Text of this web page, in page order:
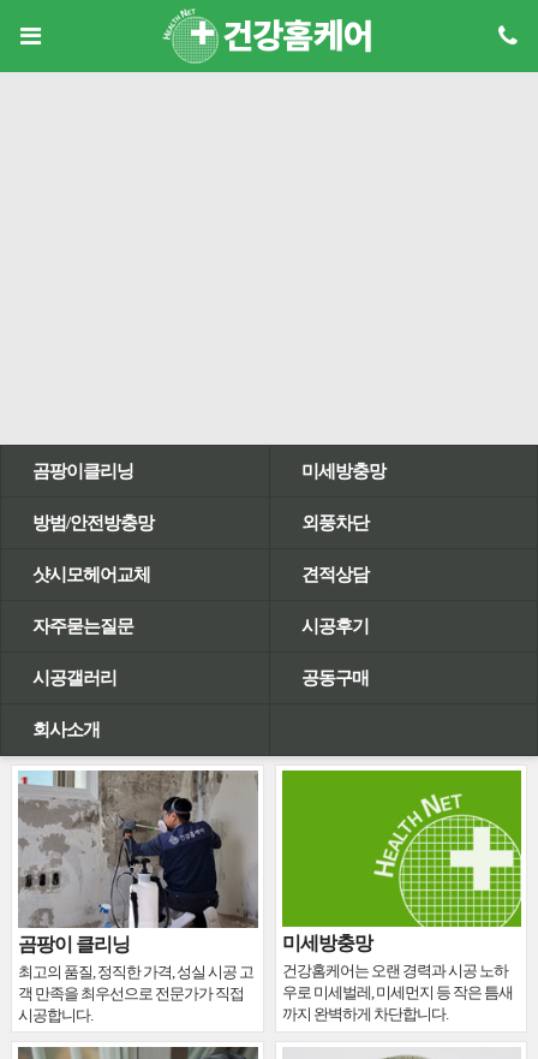
곰팡이클리닝 미세방충망
방범/안전방충망 외풍차단
샷시모헤어교체 견적상담
자주묻는질문 시공후기
시공갤러리 공동구매
회사소개
곰팡이 클리닝
최고의 품질, 정직한 가격, 성실 시공 고
객 만족을 최우선으로 전문가가 직접
시공합니다.
미세방충망
건강홈케어는 오랜 경력과 시공 노하
우로 미세벌레, 미세먼지 등 작은 틈새
까지 완벽하게 차단합니다.